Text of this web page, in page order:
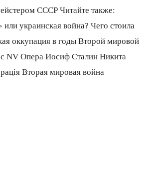
СССР Читайте также:
или украинская война? Чего стоила
оккупация в годы Второй мировой
NV Опера Иосиф Сталин Никита
Вторая мировая война